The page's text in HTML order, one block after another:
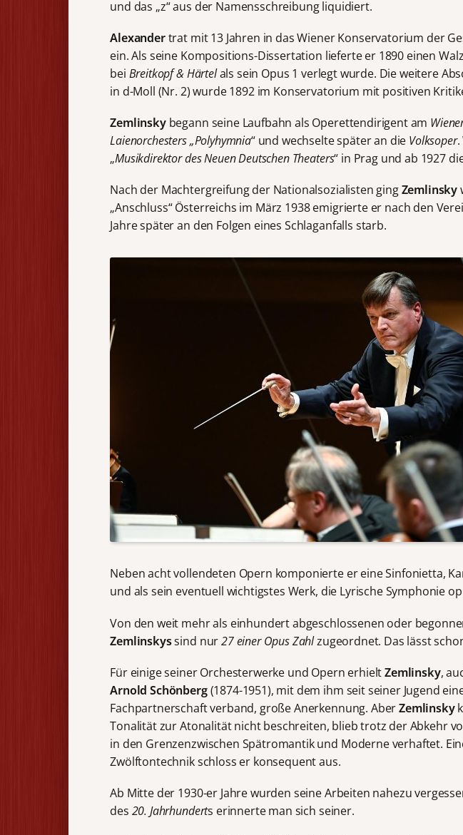
und das „z“ aus der Namensschreibung liquidiert.
Alexandertrat mit 13 Jahren in das Wiener Konservatorium der
ein. Als seine Kompositions-Dissertation lieferte er 1890 einen
bei Breitkopf & Härtelals sein Opus 1 verlegt wurde. Die weitere
in d-Moll (Nr. 2) wurde 1892 im Konservatorium mit positiven
Zemlinskybegann seine Laufbahn als Operettendirigent am
Laienorchesters „Polyhymnia“ und wechselte später an die Volksoper.
„Musikdirektor des Neuen Deutschen Theaters“ in Prag und ab 1927
Nach der Machtergreifung der Nationalsozialisten gingZemlinsky
„Anschluss“ Österreichs im März 1938 emigrierte er nach den
Jahre später an den Folgen eines Schlaganfalls starb.
Neben acht vollendeten Opern komponierte er eine Sinfonietta,
und als sein eventuell wichtigstes Werk, die Lyrische Symphonie
Von den weit mehr als einhundert abgeschlossenen oder
Zemlinskyssind nur27 einer Opus Zahlzugeordnet. Das lässt
Für einige seiner Orchesterwerke und Opern erhieltZemlinsky,
Arnold Schönberg(1874-1951), mit dem ihm seit seiner Jugend
Fachpartnerschaft verband, große Anerkennung. AberZemlinsky
Tonalität zur Atonalität nicht beschreiten, blieb trotz der Abkehr
in den Grenzenzwischen Spätromantik und Moderne verhaftet.
Zwölftontechnik schloss er konsequent aus.
Ab Mitte der 1930-er Jahre wurden seine Arbeiten nahezu
des 20. Jahrhunderts erinnerte man sich seiner.